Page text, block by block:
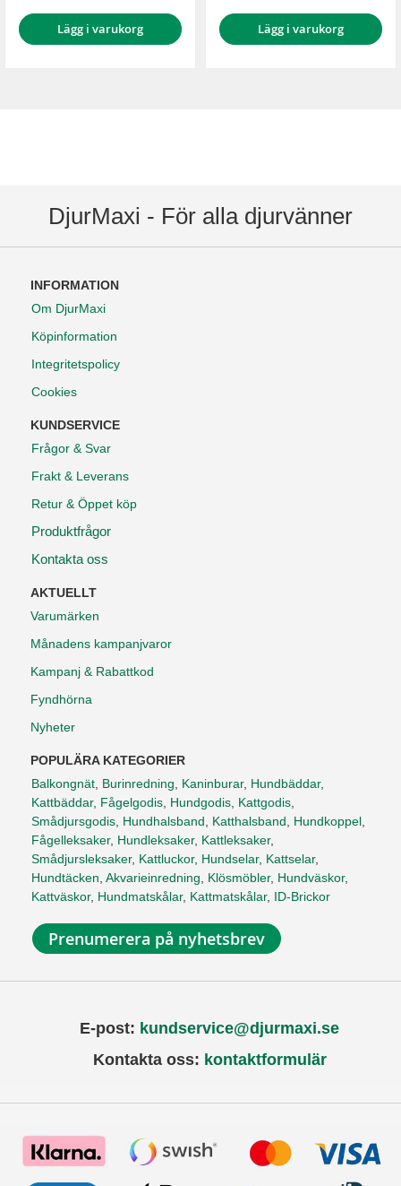
Lägg i varukorg Lägg i varukorg
DjurMaxi - För alla djurvänner
INFORMATION
Om DjurMaxi
Köpinformation
Integritetspolicy
Cookies
KUNDSERVICE
Frågor & Svar
Frakt & Leverans
Retur & Öppet köp
Produktfrågor
Kontakta oss
AKTUELLT
Varumärken
Månadens kampanjvaror
Kampanj & Rabattkod
Fyndhörna
Nyheter
POPULÄRA KATEGORIER
Balkongnät, Burinredning, Kaninburar, Hundbäddar,
Kattbäddar, Fågelgodis, Hundgodis, Kattgodis,
Smådjursgodis, Hundhalsband, Katthalsband, Hundkoppel,
Fågelleksaker, Hundleksaker, Kattleksaker,
Smådjursleksaker, Kattluckor, Hundselar, Kattselar,
Hundtäcken, Akvarieinredning, Klösmöbler, Hundväskor,
Kattväskor, Hundmatskålar, Kattmatskålar, ID-Brickor
Prenumerera på nyhetsbrev
E-post: kundservice@djurmaxi.se
Kontakta oss: kontaktformulär